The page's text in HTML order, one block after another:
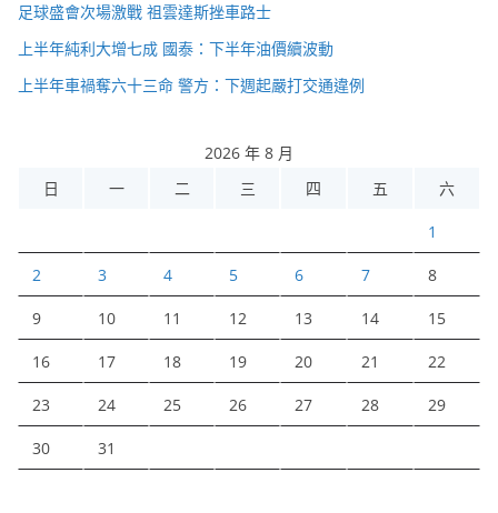
足球盛會次場激戰 祖雲達斯挫車路士
上半年純利大增七成 國泰：下半年油價續波動
上半年車禍奪六十三命 警方：下週起嚴打交通違例
2026 年 8 月
日
一 二 三 四 五 六
1
2 3 4 5 6 7 8
9 10 11 12 13 14 15
16 17 18 19 20 21 22
23 24 25 26 27 28 29
30 31